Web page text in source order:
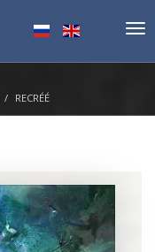
RECRÉÉ